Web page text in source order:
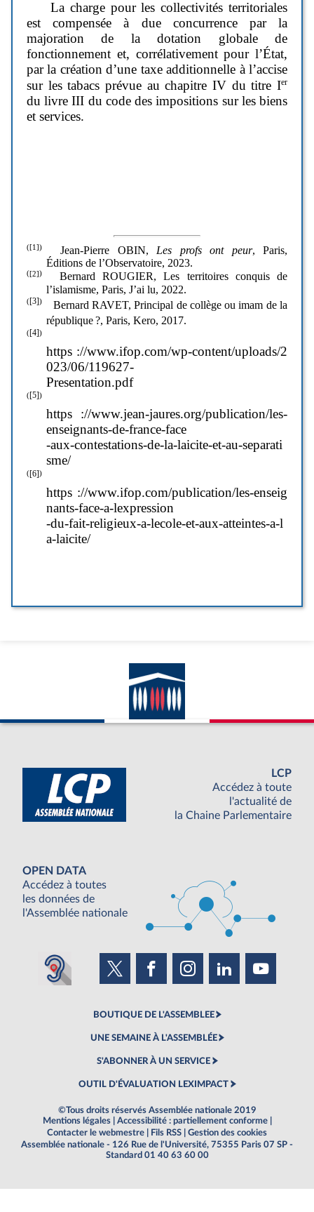
LCP
Accédez à toute
l'actualité de
la Chaine Parlementaire
OPEN DATA
Accédez à toutes
les données de
l'Assemblée nationale
BOUTIQUE DE L'ASSEMBLEE
UNE SEMAINE À L'ASSEMBLÉE
S'ABONNER À UN SERVICE
OUTIL D'ÉVALUATION LEXIMPACT
©Tous droits réservés Assemblée nationale 2019
Mentions légales
Accessibilité : partiellement conforme
Contacter le webmestre
Fils RSS
Gestion des cookies
Assemblée nationale - 126 Rue de l'Université, 75355 Paris 07 SP -
Standard 01 40 63 60 00